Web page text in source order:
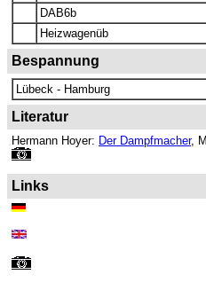
DAB6b
Heizwagenüb
Bespannung
Lübeck - Hamburg
Literatur
Hermann Hoyer: Der Dampfmacher,
Links